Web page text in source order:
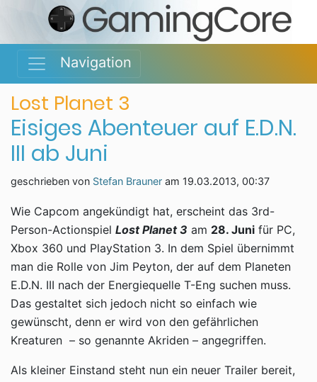
Navigation
Lost Planet 3
Eisiges Abenteuer auf E.D.N.
III ab Juni
geschrieben von Stefan Brauner am 19.03.2013, 00:37
Wie Capcom angekündigt hat, erscheint das 3rd-
Person-Actionspiel Lost Planet 3 am 28. Juni für PC,
Xbox 360 und PlayStation 3. In dem Spiel übernimmt
man die Rolle von Jim Peyton, der auf dem Planeten
E.D.N. III nach der Energiequelle T-Eng suchen muss.
Das gestaltet sich jedoch nicht so einfach wie
gewünscht, denn er wird von den gefährlichen
Kreaturen – so genannte Akriden – angegriffen.
Als kleiner Einstand steht nun ein neuer Trailer bereit,